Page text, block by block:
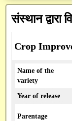
संस्थान द्वारा
Crop
Name of the
variety
Year of release
Parentage